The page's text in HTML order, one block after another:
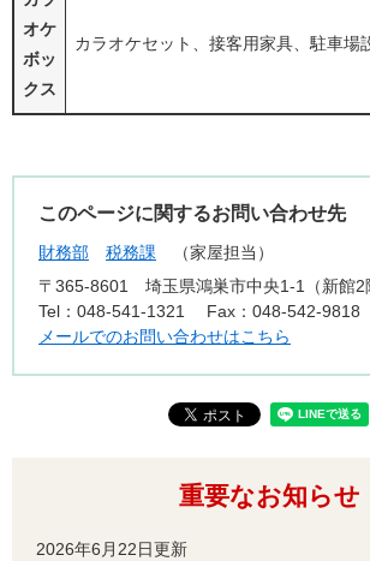
オケ
ボッ
クス
カラオケセット、接客用家具、駐車場
このページに関するお問い合わせ先
財務部 税務課
家屋担当
〒365-8601
埼玉県鴻巣市中央1-1（新館2
Tel：048-541-1321
Fax：048-542-9818
メールでのお問い合わせはこちら
重要なお知らせ
2026年6月22日更新